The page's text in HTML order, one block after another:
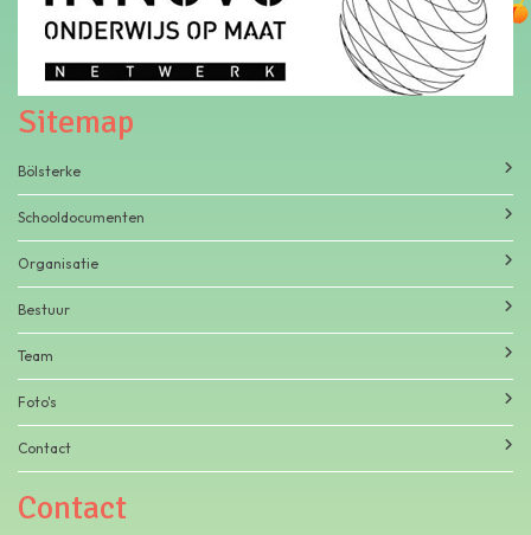
Sitemap
Bölsterke
Schooldocumenten
Organisatie
Bestuur
Team
Foto's
Contact
Contact